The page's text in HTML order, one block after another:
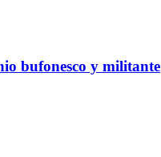
bufonesco y militante